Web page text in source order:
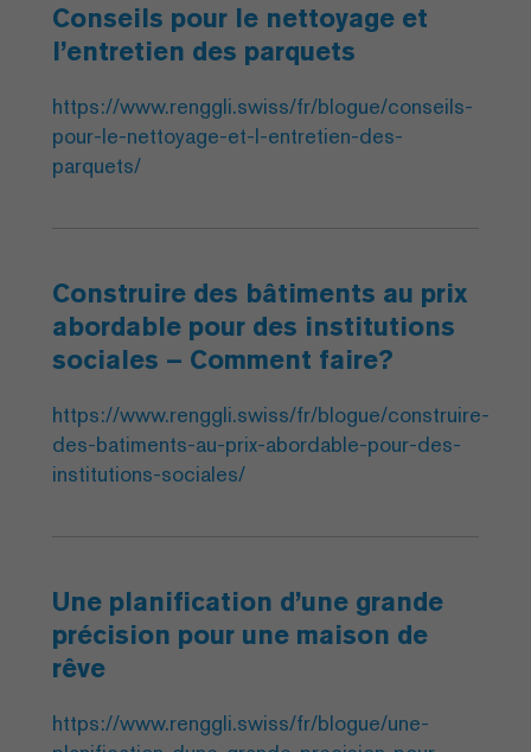
Conseils pour le nettoyage et
l’entretien des parquets
https://www.renggli.swiss/fr/blogue/conseils-
pour-le-nettoyage-et-l-entretien-des-
parquets/
Construire des bâtiments au prix
abordable pour des institutions
sociales – Comment faire?
https://www.renggli.swiss/fr/blogue/construire-
des-batiments-au-prix-abordable-pour-des-
institutions-sociales/
Une planification d’une grande
précision pour une maison de
rêve
https://www.renggli.swiss/fr/blogue/une-